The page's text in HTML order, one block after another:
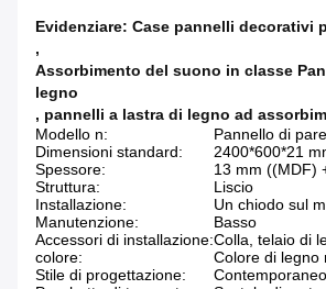
Evidenziare: Case pannelli decorativi
,
Assorbimento del suono in classe
legno
, pannelli a lastra di legno ad
Modello n:
Pannello di
Dimensioni standard:
2400*600*21
Spessore:
13 mm ((MDF)
Struttura:
Liscio
Installazione:
Un chiodo sul
Manutenzione:
Basso
Accessori di installazione:Colla, telaio di
colore:
Colore di legno
Stile di progettazione:
Contemporaneo